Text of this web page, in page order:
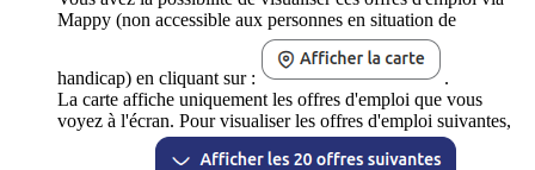
Mappy (non accessible aux personnes en situation de
handicap) en cliquant sur :
.
La carte affiche uniquement les offres d'emploi que vous
voyez à l'écran. Pour visualiser les offres d'emploi suivantes,